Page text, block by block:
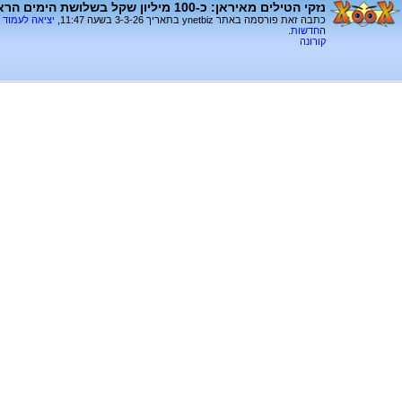
נזקי הטילים מאיראן: כ-100 מיליון שקל בשלושת הימים הראשונים
כתבה זאת פורסמה באתר ynetbiz בתאריך 3-3-26 בשעה 11:47, יציאה
החדשות
קורונה